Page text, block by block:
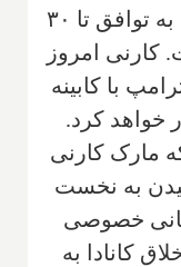
بود که با ترامپ بر سر رسیدن به توافق تا ۳۰
کارنی امروز
با کابینه
خواهد کرد.
مارک کارنی
به نخست
خصوصی
کانادا به